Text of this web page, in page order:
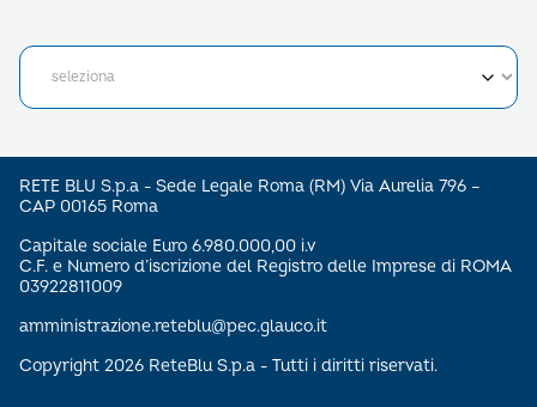
RETE BLU S.p.a - Sede Legale Roma (RM) Via Aurelia 796 –
CAP 00165 Roma
Capitale sociale Euro 6.980.000,00 i.v
C.F. e Numero d’iscrizione del Registro delle Imprese di ROMA
03922811009
amministrazione.reteblu@pec.glauco.it
Copyright 2026 ReteBlu S.p.a - Tutti i diritti riservati.